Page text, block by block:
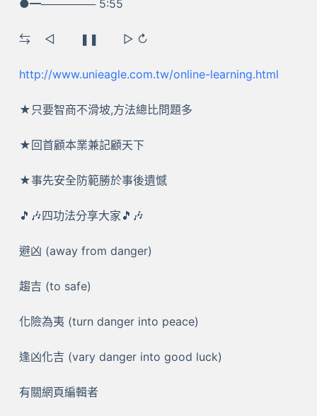
●━─────── 5:55
⇆ ㅤ◁ ㅤㅤ❚❚ ㅤㅤ▷ ↻
http://www.unieagle.com.tw/online-learning.html
★只要智商不滑坡,方法總比問題多
★回首顧本業兼記顧天下
★事先安全防範勝於事後遺憾
🎵🎶四功法分享大家🎵🎶
避凶 (away from danger)
趨吉 (to safe)
化險為夷 (turn danger into peace)
逢凶化吉 (vary danger into good luck)
有關網頁編輯者